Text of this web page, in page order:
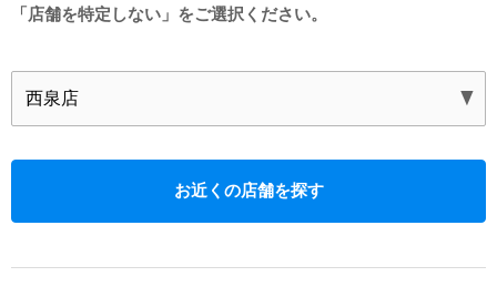
「店舗を特定しない」をご選択ください。
お近くの店舗を探す